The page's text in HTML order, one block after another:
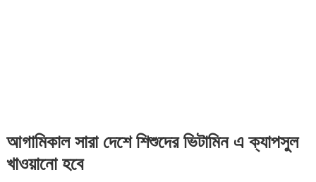
আগামিকাল সারা দেশে শিশুদের ভিটামিন এ ক্যাপসুল
খাওয়ানো হবে